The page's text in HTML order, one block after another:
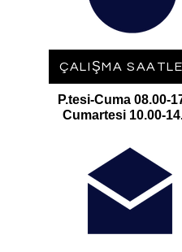
ÇALIŞMA
P.tesi-Cuma 08.00-
Cumartesi 10.00-